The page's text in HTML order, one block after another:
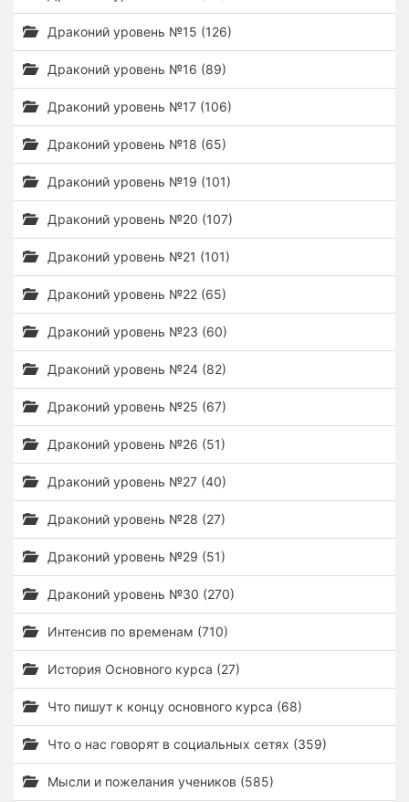
Драконий уровень №15 (126)
Драконий уровень №16 (89)
Драконий уровень №17 (106)
Драконий уровень №18 (65)
Драконий уровень №19 (101)
Драконий уровень №20 (107)
Драконий уровень №21 (101)
Драконий уровень №22 (65)
Драконий уровень №23 (60)
Драконий уровень №24 (82)
Драконий уровень №25 (67)
Драконий уровень №26 (51)
Драконий уровень №27 (40)
Драконий уровень №28 (27)
Драконий уровень №29 (51)
Драконий уровень №30 (270)
Интенсив по временам (710)
История Основного курса (27)
Что пишут к концу основного курса (68)
Что о нас говорят в социальных сетях (359)
Мысли и пожелания учеников (585)